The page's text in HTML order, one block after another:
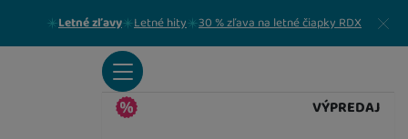
Letné zľavy Letné hity 30 % zľava na letné čiapky RDX Zavrieť
VÝPREDAJ